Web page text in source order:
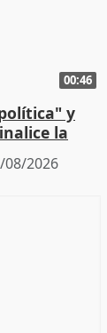
00:46
y
la
08/2026